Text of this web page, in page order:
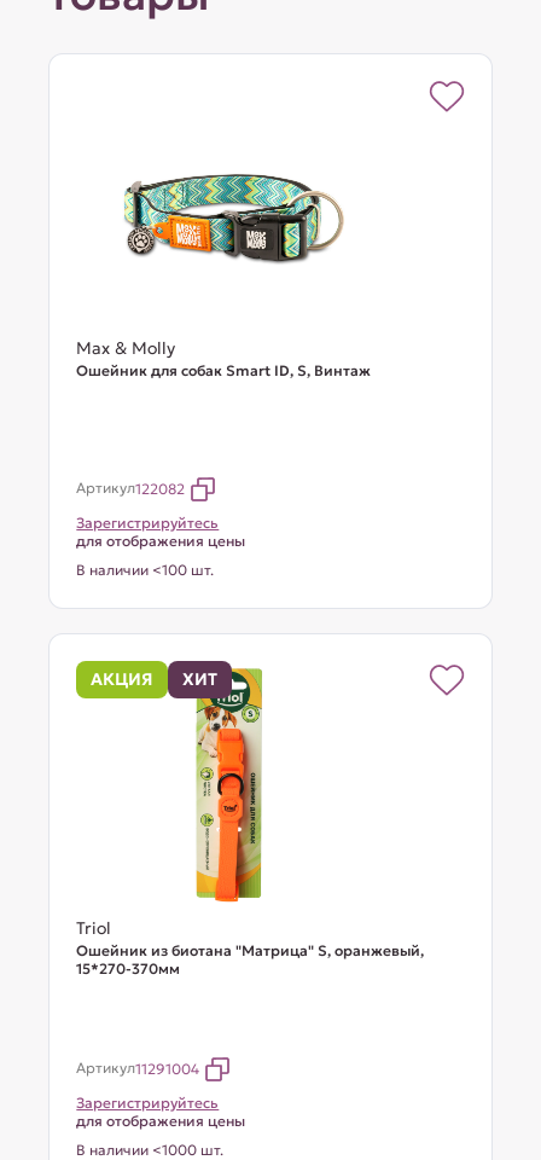
Max & Molly
Ошейник для собак Smart ID, S, Винтаж
Артикул122082
Зарегистрируйтесь
для отображения цены
В наличии <100 шт.
АКЦИЯ ХИТ
Triol
Ошейник из биотана "Матрица" S, оранжевый,
15*270-370мм
Артикул11291004
Зарегистрируйтесь
для отображения цены
В наличии <1000 шт.